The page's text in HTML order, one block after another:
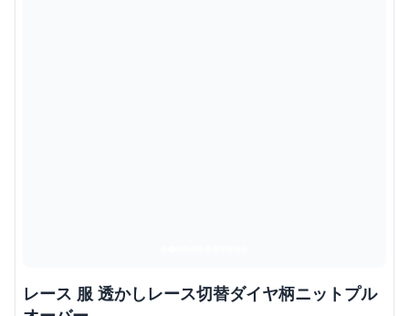
レース 服 透かしレース切替ダイヤ柄ニットプル